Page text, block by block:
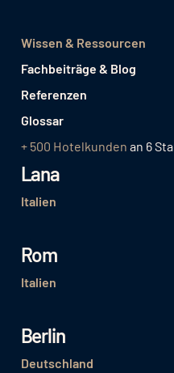
Wissen & Ressourcen
Fachbeiträge & Blog
Referenzen
Glossar
+ 500 Hotelkunden an 6
Lana
Italien
Rom
Italien
Berlin
Deutschland